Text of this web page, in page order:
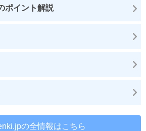
ポイント解説
の全情報はこちら